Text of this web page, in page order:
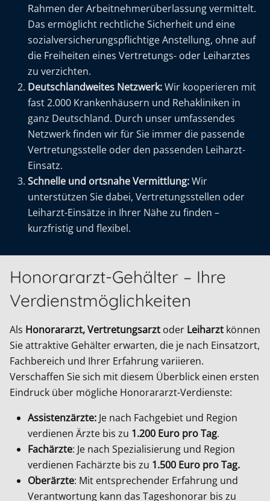
Rahmen der Arbeitnehmerüberlassung vermittelt.
Das ermöglicht rechtliche Sicherheit und eine
sozialversicherungspflichtige Anstellung, ohne auf
die Freiheiten eines Vertretungs- oder Leiharztes
zu verzichten.
Deutschlandweites Netzwerk:Wir kooperieren mit
fast 2.000 Krankenhäusern und Rehakliniken in
ganz Deutschland. Durch unser umfassendes
Netzwerk finden wir für Sie immer die passende
Vertretungsstelle oder den passenden Leiharzt-
Einsatz.
Schnelle und ortsnahe Vermittlung:Wir
unterstützen Sie dabei, Vertretungsstellen oder
Leiharzt-Einsätze in Ihrer Nähe zu finden –
kurzfristig und flexibel.
Honorararzt-Gehälter – Ihre
Verdienstmöglichkeiten
Als Honorararzt, Vertretungsarzt oder Leiharzt können
Sie attraktive Gehälter erwarten, die je nach Einsatzort,
Fachbereich und Ihrer Erfahrung variieren.
Verschaffen Sie sich mit diesem Überblick einen ersten
Eindruck über mögliche Honorararzt-Verdienste:
Assistenzärzte: Je nach Fachgebiet und Region
verdienen Ärzte bis zu 1.200 Euro pro Tag.
Fachärzte: Je nach Spezialisierung und Region
verdienen Fachärzte bis zu 1.500 Euro pro Tag.
Oberärzte: Mit entsprechender Erfahrung und
Verantwortung kann das Tageshonorar bis zu